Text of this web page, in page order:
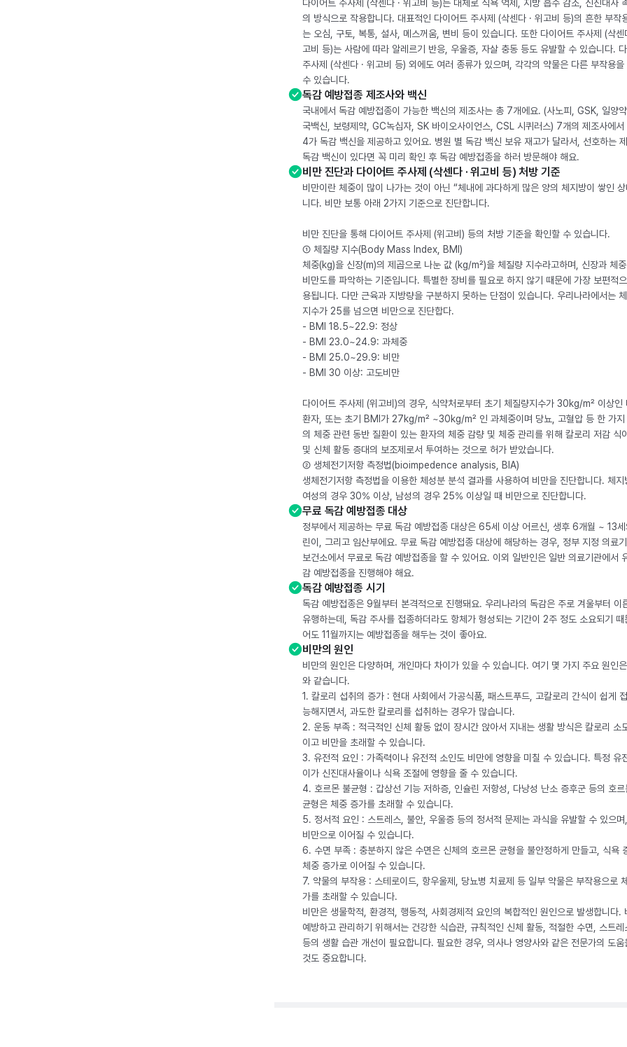
다이어트 주사제 (삭센다 · 위고비 등)는 대체로 식욕 억제, 지방 흡수 감소, 신진대사
의 방식으로 작용합니다. 대표적인 다이어트 주사제 (삭센다 · 위고비 등)의 흔한 부작
는 오심, 구토, 복통, 설사, 메스꺼움, 변비 등이 있습니다. 또한 다이어트 주사제 (삭센
고비 등)는 사람에 따라 알레르기 반응, 우울증, 자살 충동 등도 유발할 수 있습니다.
주사제 (삭센다 · 위고비 등) 외에도 여러 종류가 있으며, 각각의 약물은 다른 부작용을
수 있습니다.
독감 예방접종 제조사와 백신
국내에서 독감 예방접종이 가능한 백신의 제조사는 총 7개에요. (사노피, GSK, 일양
국백신, 보령제약, GC녹십자, SK 바이오사이언스, CSL 시퀴러스) 7개의 제조사에서
4가 독감 백신을 제공하고 있어요. 병원 별 독감 백신 보유 재고가 달라서, 선호하는
독감 백신이 있다면 꼭 미리 확인 후 독감 예방접종을 하러 방문해야 해요.
비만 진단과 다이어트 주사제 (삭센다 · 위고비 등) 처방 기준
비만이란 체중이 많이 나가는 것이 아닌 “체내에 과다하게 많은 양의 체지방이 쌓인
니다. 비만 보통 아래 2가지 기준으로 진단합니다.
비만 진단을 통해 다이어트 주사제 (위고비) 등의 처방 기준을 확인할 수 있습니다.
① 체질량 지수(Body Mass Index, BMI)
체중(kg)을 신장(m)의 제곱으로 나눈 값 (kg/m²)을 체질량 지수라고하며, 신장과 체
비만도를 파악하는 기준입니다. 특별한 장비를 필요로 하지 않기 때문에 가장 보편적
용됩니다. 다만 근육과 지방량을 구분하지 못하는 단점이 있습니다. 우리나라에서는
지수가 25를 넘으면 비만으로 진단합다.
- BMI 18.5~22.9: 정상
- BMI 23.0~24.9: 과체중
- BMI 25.0~29.9: 비만
- BMI 30 이상: 고도비만
다이어트 주사제 (위고비)의 경우, 식약처로부터 초기 체질량지수가 30kg/m² 이상인
환자, 또는 초기 BMI가 27kg/m² ~30kg/m² 인 과체중이며 당뇨, 고혈압 등 한 가지
의 체중 관련 동반 질환이 있는 환자의 체중 감량 및 체중 관리를 위해 칼로리 저감 식
및 신체 활동 증대의 보조제로서 투여하는 것으로 허가 받았습니다.
② 생체전기저항 측정법(bioimpedence analysis, BIA)
생체전기저항 측정법을 이용한 체성분 분석 결과를 사용하여 비만을 진단합니다. 체지
여성의 경우 30% 이상, 남성의 경우 25% 이상일 때 비만으로 진단합니다.
무료 독감 예방접종 대상
정부에서 제공하는 무료 독감 예방접종 대상은 65세 이상 어르신, 생후 6개월 ~ 13
린이, 그리고 임산부에요. 무료 독감 예방접종 대상에 해당하는 경우, 정부 지정 의료
보건소에서 무료로 독감 예방접종을 할 수 있어요. 이외 일반인은 일반 의료기관에서
감 예방접종을 진행해야 해요.
독감 예방접종 시기
독감 예방접종은 9월부터 본격적으로 진행돼요. 우리나라의 독감은 주로 겨울부터 이
유행하는데, 독감 주사를 접종하더라도 항체가 형성되는 기간이 2주 정도 소요되기 때
어도 11월까지는 예방접종을 해두는 것이 좋아요.
비만의 원인
비만의 원인은 다양하며, 개인마다 차이가 있을 수 있습니다. 여기 몇 가지 주요 원인
와 같습니다.
1. 칼로리 섭취의 증가 : 현대 사회에서 가공식품, 패스트푸드, 고칼로리 간식이 쉽게
능해지면서, 과도한 칼로리를 섭취하는 경우가 많습니다.
2. 운동 부족 : 적극적인 신체 활동 없이 장시간 앉아서 지내는 생활 방식은 칼로리 소
이고 비만을 초래할 수 있습니다.
3. 유전적 요인 : 가족력이나 유전적 소인도 비만에 영향을 미칠 수 있습니다. 특정 유
이가 신진대사율이나 식욕 조절에 영향을 줄 수 있습니다.
4. 호르몬 불균형 : 갑상선 기능 저하증, 인슐린 저항성, 다낭성 난소 증후군 등의 호르
균형은 체중 증가를 초래할 수 있습니다.
5. 정서적 요인 : 스트레스, 불안, 우울증 등의 정서적 문제는 과식을 유발할 수 있으
비만으로 이어질 수 있습니다.
6. 수면 부족 : 충분하지 않은 수면은 신체의 호르몬 균형을 불안정하게 만들고, 식욕
체중 증가로 이어질 수 있습니다.
7. 약물의 부작용 : 스테로이드, 항우울제, 당뇨병 치료제 등 일부 약물은 부작용으로
가를 초래할 수 있습니다.
비만은 생물학적, 환경적, 행동적, 사회경제적 요인의 복합적인 원인으로 발생합니다.
예방하고 관리하기 위해서는 건강한 식습관, 규칙적인 신체 활동, 적절한 수면, 스트레
등의 생활 습관 개선이 필요합니다. 필요한 경우, 의사나 영양사와 같은 전문가의 도움
것도 중요합니다.